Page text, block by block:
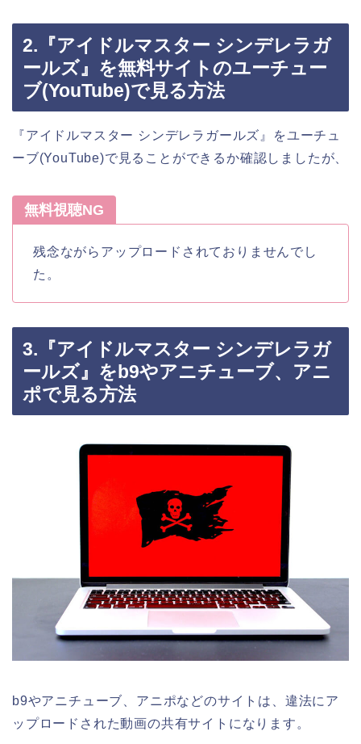
2.『アイドルマスター シンデレラガ
ールズ』を無料サイトのユーチュー
ブ(YouTube)で見る方法
『アイドルマスター シンデレラガールズ』をユーチュ
ーブ(YouTube)で見ることができるか確認しましたが、
無料視聴NG
残念ながらアップロードされておりませんでし
た。
3.『アイドルマスター シンデレラガ
ールズ』をb9やアニチューブ、アニ
ポで見る方法
b9やアニチューブ、アニポなどのサイトは、違法にア
ップロードされた動画の共有サイトになります。